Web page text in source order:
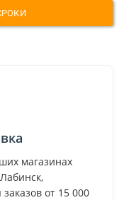
магазинах
от 15 000